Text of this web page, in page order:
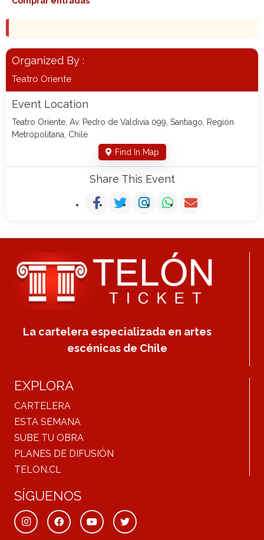
Organized By :
Teatro Oriente
Event Location
Teatro Oriente, Av. Pedro de Valdivia 099, Santiago, Región
Metropolitana, Chile
Find In Map
Share This Event
La cartelera especializada en artes
escénicas de Chile
EXPLORA
CARTELERA
ESTA SEMANA
SUBE TU OBRA
PLANES DE DIFUSIÓN
TELON.CL
SÍGUENOS